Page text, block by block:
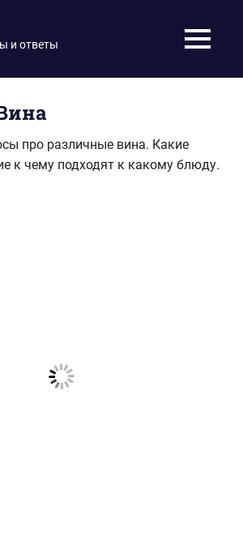
Почемуже.рф
и ответы МЕНЮ
про различные вина. Какие
к чему подходят к какому блюду.